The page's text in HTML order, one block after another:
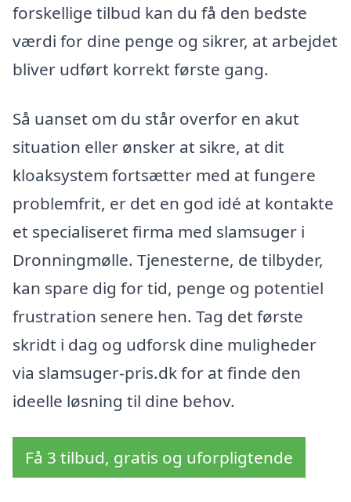
forskellige tilbud kan du få den bedste
værdi for dine penge og sikrer, at arbejdet
bliver udført korrekt første gang.
Så uanset om du står overfor en akut
situation eller ønsker at sikre, at dit
kloaksystem fortsætter med at fungere
problemfrit, er det en god idé at kontakte
et specialiseret firma med slamsuger i
Dronningmølle. Tjenesterne, de tilbyder,
kan spare dig for tid, penge og potentiel
frustration senere hen. Tag det første
skridt i dag og udforsk dine muligheder
via slamsuger-pris.dk for at finde den
ideelle løsning til dine behov.
Få 3 tilbud, gratis og uforpligtende